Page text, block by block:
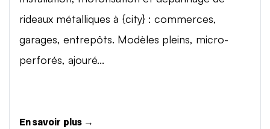
rideaux métalliques à {city} : commerces,
garages, entrepôts. Modèles pleins, micro-
perforés, ajouré...
En savoir plus →